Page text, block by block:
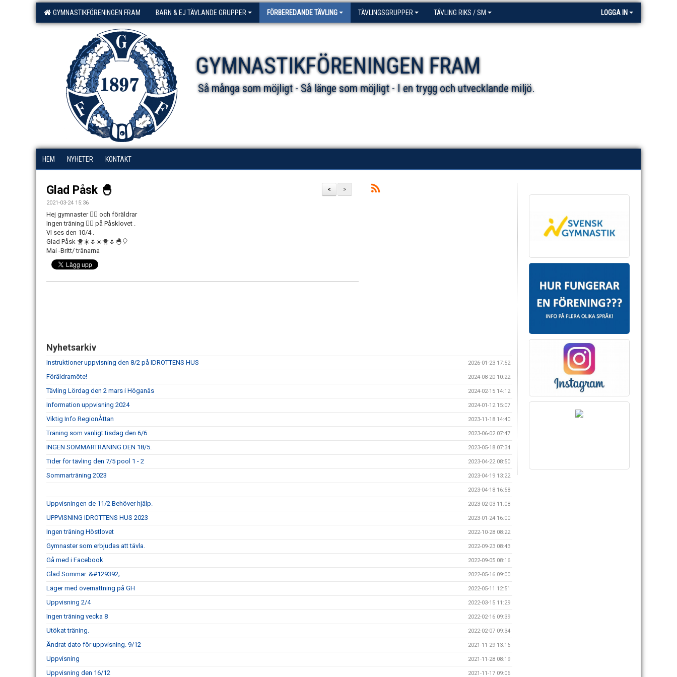
GYMNASTIKFÖRENINGEN FRAM BARN & EJ TÄVLANDE GRUPPER FÖRBEREDANDE TÄVLING TÄVLINGSGRUPPER TÄVLING RIKS / SM LOGGA IN
GYMNASTIKFÖRENINGEN FRAM
Så många som möjligt - Så länge som möjligt - I en trygg och utvecklande miljö.
HEM NYHETER KONTAKT
>
<
Glad Påsk 🐣
2021-03-24 15:36
Hej gymnaster 🤸‍♀️ och föräldrar
Ingen träning 🏋️‍♀️ på Påsklovet .
Vi ses den 10/4 .
Glad Påsk 🐥☀️🌷☀️🐥🌷🐣🎈
Mai -Britt/ tränarna
Nyhetsarkiv
Instruktioner uppvisning den 8/2 på IDROTTENS HUS 2026-01-23 17:52
Föräldramöte! 2024-08-20 10:22
Tävling Lördag den 2 mars i Höganäs 2024-02-15 14:12
Information uppvisning 2024 2024-01-12 15:07
Viktig Info RegionÅttan 2023-11-18 14:40
Träning som vanligt tisdag den 6/6 2023-06-02 07:47
INGEN SOMMARTRÄNING DEN 18/5. 2023-05-18 07:34
Tider för tävling den 7/5 pool 1 - 2 2023-04-22 08:50
Sommarträning 2023 2023-04-19 13:22
2023-04-18 16:58
Uppvisningen de 11/2 Behöver hjälp. 2023-02-03 11:08
UPPVISNING IDROTTENS HUS 2023 2023-01-24 16:00
Ingen träning Höstlovet 2022-10-28 08:22
Gymnaster som erbjudas att tävla. 2022-09-23 08:43
Gå med i Facebook 2022-09-05 08:16
Glad Sommar. &#129392; 2022-05-16 09:00
Läger med övernattning på GH 2022-05-11 12:51
Uppvisning 2/4 2022-03-15 11:29
Ingen träning vecka 8 2022-02-16 09:39
Utökat träning. 2022-02-07 09:34
Ändrat dato för uppvisning. 9/12 2021-11-29 13:16
Uppvisning 2021-11-28 08:19
Uppvisning den 16/12 2021-11-17 09:06